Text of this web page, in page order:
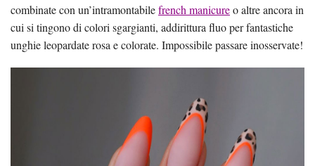
combinate con un’intramontabilefrench manicureo altre ancora in
cui si tingono di colori sgargianti, addirittura fluo per fantastiche
unghie leopardate rosa e colorate. Impossibile passare inosservate!